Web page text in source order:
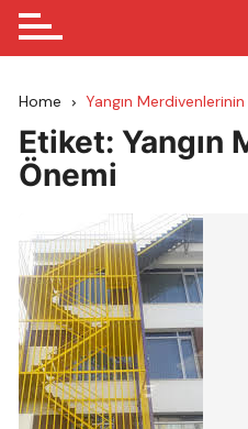
Home Yangın
Etiket:Yangın
Önemi